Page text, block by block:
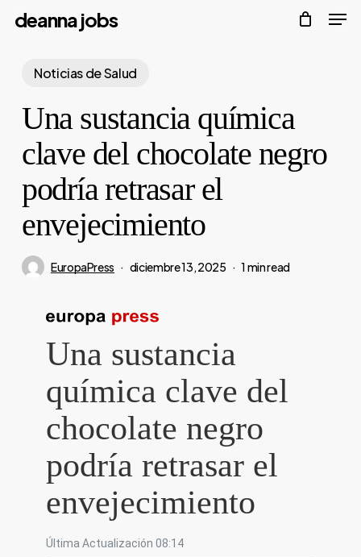
Skip
content
deanna jobs
Noticias de Salud
Una sustancia química
clave del chocolate negro
podría retrasar el
envejecimiento
EuropaPress diciembre 13, 2025 1 min read